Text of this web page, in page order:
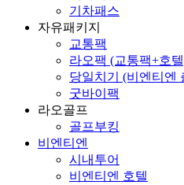
기차패스
자유패키지
교통팩
라오팩 (교통팩+호
당일치기 (비엔티엔
굿바이팩
라오골프
골프부킹
비엔티엔
시내투어
비엔티엔 호텔